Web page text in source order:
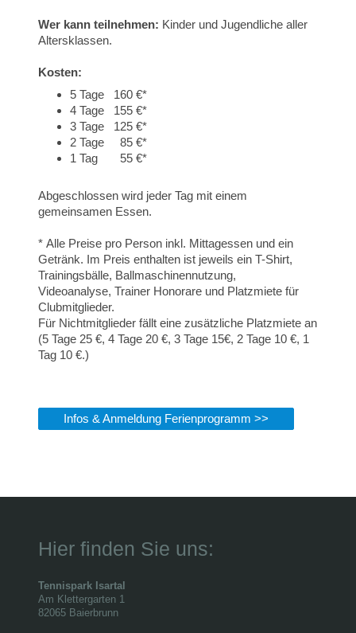
Wer kann teilnehmen: Kinder und Jugendliche aller
Altersklassen.
Kosten:
5 Tage 160 €*
4 Tage 155 €*
3 Tage 125 €*
2 Tage 85 €*
1 Tag 55 €*
Abgeschlossen wird jeder Tag mit einem
gemeinsamen Essen.
* Alle Preise pro Person inkl. Mittagessen und ein
Getränk. Im Preis enthalten ist jeweils ein T-Shirt,
Trainingsbälle, Ballmaschinennutzung,
Videoanalyse, Trainer Honorare und Platzmiete für
Clubmitglieder.
Für Nichtmitglieder fällt eine zusätzliche Platzmiete an
(5 Tage 25 €, 4 Tage 20 €, 3 Tage 15€, 2 Tage 10 €, 1
Tag 10 €.)
Infos & Anmeldung Ferienprogramm >>
Hier finden Sie uns:
Tennispark Isartal
Am Klettergarten 1
82065 Baierbrunn